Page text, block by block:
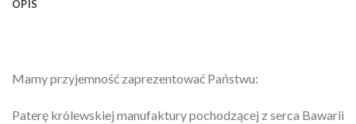
OPIS
Mamy przyjemność zaprezentować Państwu:
Paterę królewskiej manufaktury pochodzącej z serca Bawarii